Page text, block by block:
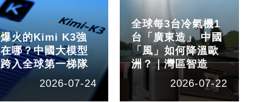
爆火的Kimi K3強
在哪？中國大模型
跨入全球第一梯隊
2026-07-24
全球每3台冷氣機1
台「廣東造」 中國
「風」如何降溫歐
洲？｜灣區智造
2026-07-22